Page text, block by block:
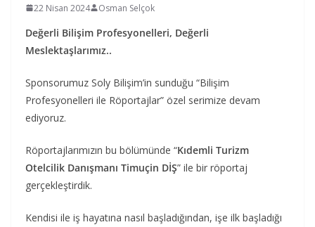
22 Nisan 2024 Osman Selçok
Değerli Bilişim Profesyonelleri, Değerli
Meslektaşlarımız..
Sponsorumuz Soly Bilişim’in sunduğu “Bilişim
Profesyonelleri ile Röportajlar” özel serimize devam
ediyoruz.
Röportajlarımızın bu bölümünde “Kıdemli Turizm
Otelcilik Danışmanı Timuçin DİŞ” ile bir röportaj
gerçekleştirdik.
Kendisi ile iş hayatına nasıl başladığından, işe ilk başladığı